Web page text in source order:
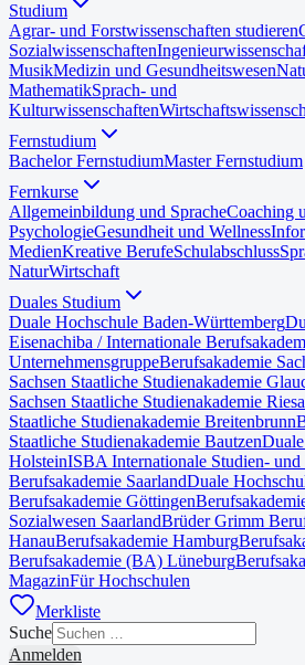
Studium
Agrar- und Forstwissenschaften studieren
Sozialwissenschaften
MusikMedizin und Gesundheitswesen
MathematikSprach- und
Kulturwissenschaften
Fernstudium
Bachelor FernstudiumMaster Fernstudium
Fernkurse
Allgemeinbildung und SpracheCoaching
PsychologieGesundheit und Wellness
MedienKreative BerufeSchulabschluss
NaturWirtschaft
Duales Studium
Duale Hochschule Baden-Württemberg
Eisenachiba / Internationale
UnternehmensgruppeBerufsakademie
Sachsen Staatliche Studienakademie
Sachsen Staatliche Studienakademie Riesa
Staatliche Studienakademie Breitenbrunn
Staatliche Studienakademie Bautzen
HolsteinISBA Internationale Studien- und
Berufsakademie SaarlandDuale
Berufsakademie Göttingen
Sozialwesen SaarlandBrüder Grimm
HanauBerufsakademie Hamburg
Berufsakademie (BA) Lüneburg
MagazinFür Hochschulen
Merkliste
Suche
Anmelden